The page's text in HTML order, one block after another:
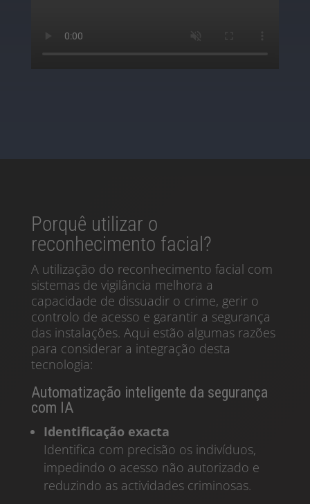
Porquê utilizar o
reconhecimento facial?
A utilização do reconhecimento facial com
sistemas de vigilância melhora a
capacidade de dissuadir o crime, gerir o
controlo de acesso e garantir a segurança
das instalações. Aqui estão algumas razões
para considerar a integração desta
tecnologia:
Automatização inteligente da segurança
com IA
Identificação exacta
Identifica com precisão os indivíduos,
impedindo o acesso não autorizado e
reduzindo as actividades criminosas.